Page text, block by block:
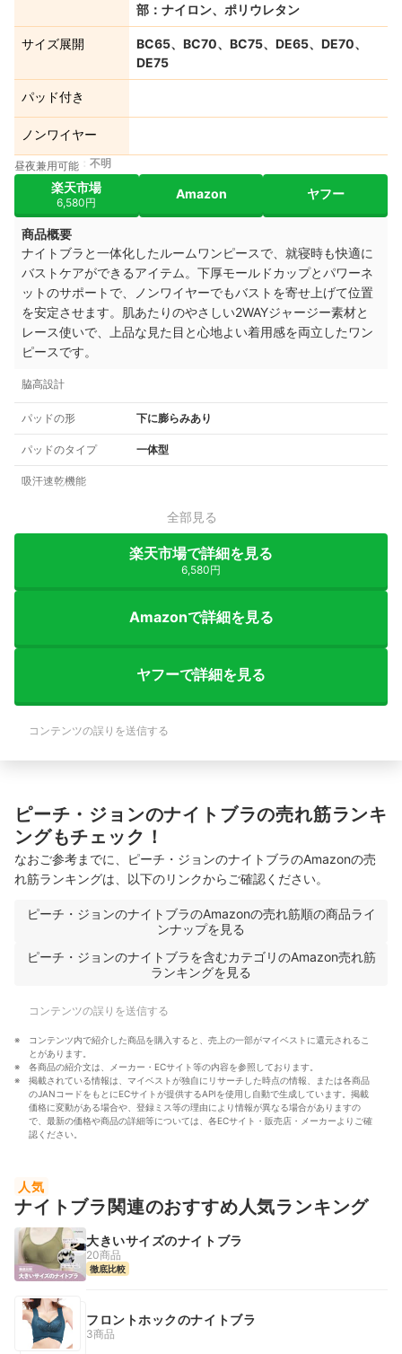
部：ナイロン、ポリウレタン
サイズ展開
BC65、BC70、BC75、DE65、DE70、
DE75
パッド付き
ノンワイヤー
昼夜兼用可能 不明
楽天市場
6,580円
Amazon ヤフー
商品概要
ナイトブラと一体化したルームワンピースで、就寝時も快適に
バストケアができるアイテム。下厚モールドカップとパワーネ
ットのサポートで、ノンワイヤーでもバストを寄せ上げて位置
を安定させます。肌あたりのやさしい2WAYジャージー素材と
レース使いで、上品な見た目と心地よい着用感を両立したワン
ピースです。
脇高設計
パッドの形 下に膨らみあり
パッドのタイプ 一体型
吸汗速乾機能
全部見る
楽天市場で詳細を見る
6,580円
Amazonで詳細を見る
ヤフーで詳細を見る
コンテンツの誤りを送信する
ピーチ・ジョンのナイトブラの売れ筋ランキ
ングもチェック！
なおご参考までに、ピーチ・ジョンのナイトブラのAmazonの売
れ筋ランキングは、以下のリンクからご確認ください。
ピーチ・ジョンのナイトブラのAmazonの売れ筋順の商品ライ
ンナップを見る
ピーチ・ジョンのナイトブラを含むカテゴリのAmazon売れ筋
ランキングを見る
コンテンツの誤りを送信する
コンテンツ内で紹介した商品を購入すると、売上の一部がマイベストに還元されるこ
とがあります。
各商品の紹介文は、メーカー・ECサイト等の内容を参照しております。
掲載されている情報は、マイベストが独自にリサーチした時点の情報、または各商品
のJANコードをもとにECサイトが提供するAPIを使用し自動で生成しています。掲載
価格に変動がある場合や、登録ミス等の理由により情報が異なる場合がありますの
で、最新の価格や商品の詳細等については、各ECサイト・販売店・メーカーよりご確
認ください。
人気
ナイトブラ関連のおすすめ人気ランキング
大きいサイズのナイトブラ
20商品
徹底比較
フロントホックのナイトブラ
3商品